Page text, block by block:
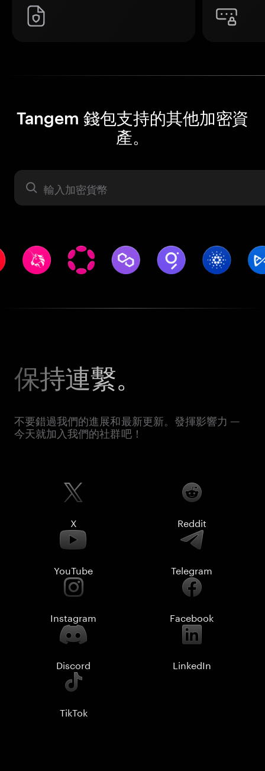
Tangem 錢包支持的其他加密資
產。
資產
保持連繫。
不要錯過我們的進展和最新更新。發揮影響力 —
今天就加入我們的社群吧！
X Reddit
YouTube Telegram
Instagram Facebook
Discord LinkedIn
TikTok